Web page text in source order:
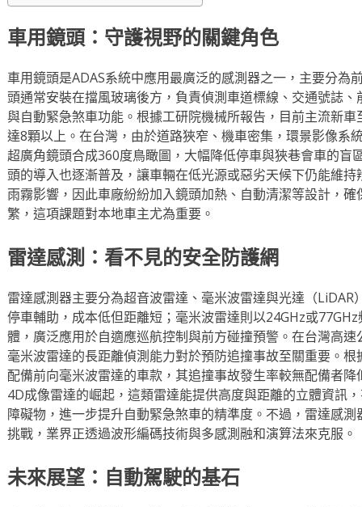
車用鏡頭：守護視野的關鍵角色
車用鏡頭是ADAS系統中應用最廣泛的感測器之一，主要分為
頭通常安裝在擋風玻璃後方，負責偵測車道標線、交通號誌
與自動緊急煞車功能。根據工研院機械所報告，目前主流新
達8顆以上。在台灣，由於道路狹窄、機車密集，環景影像
超廣角鏡頭合成360度鳥瞰圖，大幅降低停車與狹巷會車的盲
頭的導入也逐漸普及，讓車輛在低光源或惡劣天候下仍能維
雨霧影響，因此車廠紛紛加入鏡頭加熱、自動清潔等設計，
繁，這項課題對本地車主尤為重要。
雷達感測：看不見的安全防護網
雷達感測器主要分為超音波雷達、毫米波雷達與光達（
停車輔助，成本低但距離短；毫米波雷達則以24GHz或
體，廣泛應用於自適應巡航控制與前方碰撞預警。在台灣高
毫米波雷達的長距離偵測能力對於預防追撞事故至關重要。
配備前向毫米波雷達的車款，其追撞事故發生率較無配備者
4D成像雷達的崛起，這類雷達能提供高度與距離的立體資訊
障礙物，進一步提升自動緊急煞車的精準度。不過，雷達感
挑戰，業界正透過波形編碼技術與多感測融和演算法來克服。
未來展望：自動駕駛的基石